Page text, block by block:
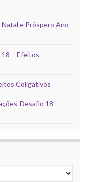
Natal e Próspero Ano
– Efeitos
Coligativos
Desafio 18 –